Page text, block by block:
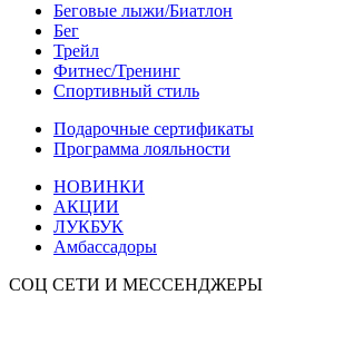
Беговые лыжи/Биатлон
Бег
Трейл
Фитнес/Тренинг
Спортивный стиль
Подарочные сертификаты
Программа лояльности
НОВИНКИ
АКЦИИ
ЛУКБУК
Амбассадоры
СОЦ СЕТИ И МЕССЕНДЖЕРЫ